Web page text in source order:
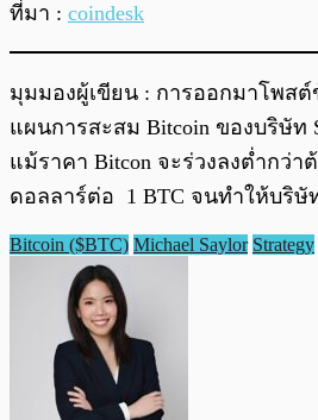
ที่มา : coindesk
มุมมองผู้เขียน : การออกมาโพส
แผนการสะสม Bitcoin ของบริษัท
แม้ราคา Bitcon จะร่วงลงต่ำกว่า
ดอลลาร์ต่อ 1 BTC จนทำให้บริ
Bitcoin ($BTC) Michael Saylor Strategy